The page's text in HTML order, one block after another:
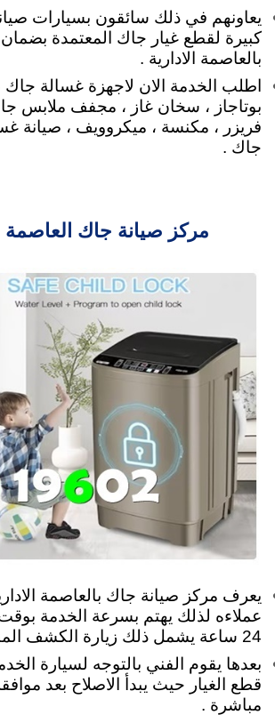
يعاونهم في ذلك سائقون بسيارات
كبيرة لقطع غيار جاك المعتمدة بضمان
بالعاصمة الادارية .
اطلب الخدمة الان لاجهزة غسالة جاك ،
بوتاجاز ، سخان غاز ، مجفف ملابس
فريزر ، مكنسة ، ميكروويف ، صيانة
جاك .
مركز صيانة جاك العاصمة
يعرف مركز صيانة جاك بالعاصمة
عملاءه لذلك يهتم بسرعة الخدمة
24 ساعة يشمل ذلك زيارة الكشف المنزلي
بعدها يقوم الفني بالتوجه لسيارة
قطع الغيار حيث يبدأ الاصلاح بعد
مباشرة .